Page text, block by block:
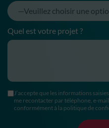
Quel est votre projet ?
J’accepte que les informations
me recontacter par téléphone, e-
conformément à la politique de